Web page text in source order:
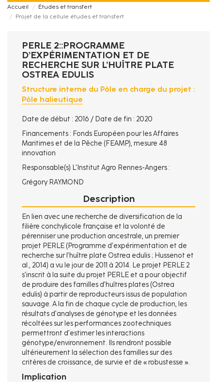
Accueil
Études et transfert
Projet de la cellule études et transfert
PERLE 2::PROGRAMME
D’EXPÉRIMENTATION ET DE
RECHERCHE SUR L’HUÎTRE PLATE
OSTREA EDULIS
Structure interne du Pôle en charge du projet :
Pôle halieutique
Date de début : 2016 / Date de fin : 2020
Financements : Fonds Européen pour les Affaires
Maritimes et de la Pêche (FEAMP), mesure 48
innovation
Responsable(s) L'Institut Agro Rennes-Angers :
Grégory RAYMOND
Description
En lien avec une recherche de diversification de la
filière conchylicole française et la volonté de
pérenniser une production ancestrale, un premier
projet PERLE (Programme d’expérimentation et de
recherche sur l’huître plate Ostrea edulis ; Hussenot et
al., 2014) a vu le jour de 2011 à 2014. Le projet PERLE 2
s’inscrit à la suite du projet PERLE et a pour objectif
de produire des familles d’huîtres plates (Ostrea
edulis) à partir de reproducteurs issus de population
sauvage. A la fin de chaque cycle de production, les
résultats d’analyses de génotype et les données
récoltées sur les performances zootechniques
permettront d’estimer les interactions
génotype/environnement. Ils rendront possible
ultérieurement la sélection des familles sur des
critères de croissance, de survie et de « robustesse ».
Implication